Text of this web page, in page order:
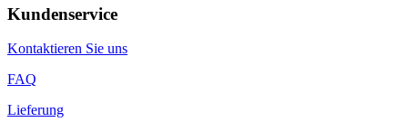
Kundenservice
Kontaktieren Sie uns
FAQ
Lieferung